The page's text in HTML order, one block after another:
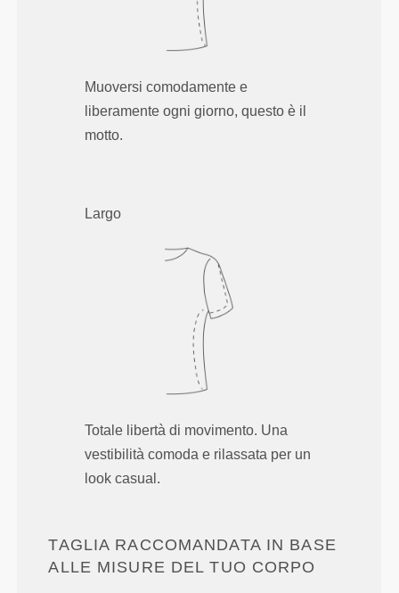
Muoversi comodamente e
liberamente ogni giorno, questo è il
motto.
Largo
Totale libertà di movimento. Una
vestibilità comoda e rilassata per un
look casual.
TAGLIA RACCOMANDATA IN BASE
ALLE MISURE DEL TUO CORPO